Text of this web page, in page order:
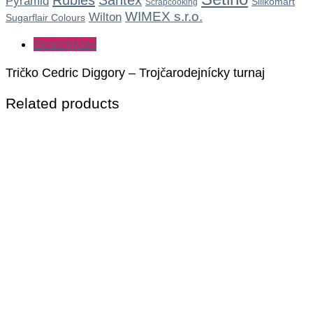
Scrapcooking
Sugarflair Colours Wilton WIMEX s.r.o.
Description
Tričko Cedric Diggory – Trojčarodejnícky turnaj
Related products